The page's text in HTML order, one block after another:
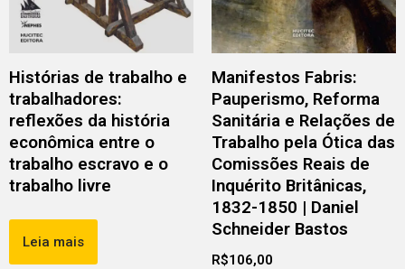
Histórias de trabalho e
trabalhadores:
reflexões da história
econômica entre o
trabalho escravo e o
trabalho livre
Leia mais
Manifestos Fabris:
Pauperismo, Reforma
Sanitária e Relações de
Trabalho pela Ótica das
Comissões Reais de
Inquérito Britânicas,
1832-1850 | Daniel
Schneider Bastos
R$106,00